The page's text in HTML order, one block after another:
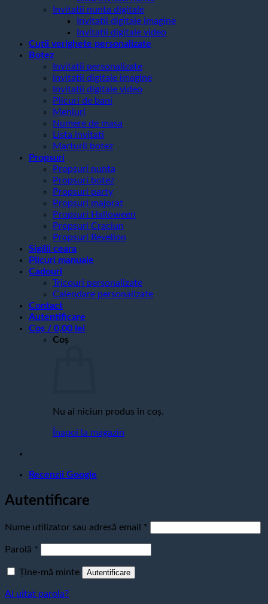
Invitatii nunta digitale
Invitatii digitale imagine
Invitatii digitale video
Cutii verighete personalizate
Botez
Invitatii personalizate
invitatii digitale imagine
Invitatii digitale video
Plicuri de bani
Meniuri
Numere de masa
Lista invitati
Marturii botez
Propsuri
Propsuri nunta
Propsuri botez
Propsuri party
Propsuri majorat
Propsuri Halloween
Propsuri Craciun
Propsuri Revelion
Sigilii ceara
Plicuri manuale
Cadouri
Tricouri personalizate
Calendare personalizate
Contact
Autentificare
Coș / 0,00 lei
Coș
Nu ai niciun produs în coș.
Înapoi la magazin
Recenzii Google
Autentificare
Nume utilizator sau adresă email *
Parolă *
Ține-mă minte Autentificare
Ai uitat parola?